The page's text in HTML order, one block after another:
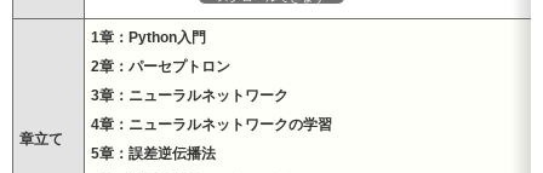
章立て
1章：Python入門
2章：パーセプトロン
3章：ニューラルネットワーク
4章：ニューラルネットワークの学習
5章：誤差逆伝播法